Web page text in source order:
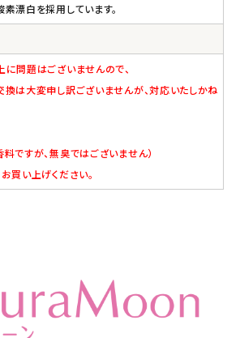
漂白を採用しています。
問題はございませんので、
は大変申し訳ございませんが、対応いたしかね
ですが、無臭ではございません）
買い上げください。